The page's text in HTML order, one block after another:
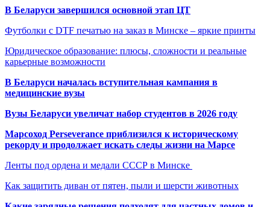
В Беларуси завершился основной этап ЦТ
Футболки с DTF печатью на заказ в Минске – яркие принты
Юридическое образование: плюсы, сложности и реальные
карьерные возможности
В Беларуси началась вступительная кампания в
медицинские вузы
Вузы Беларуси увеличат набор студентов в 2026 году
Марсоход Perseverance приблизился к историческому
рекорду и продолжает искать следы жизни на Марсе
Ленты под ордена и медали СССР в Минске
Как защитить диван от пятен, пыли и шерсти животных